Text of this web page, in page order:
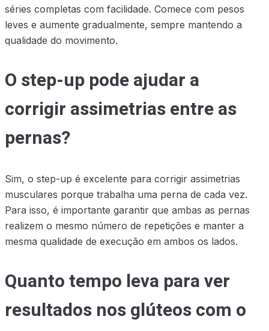
séries completas com facilidade. Comece com pesos
leves e aumente gradualmente, sempre mantendo a
qualidade do movimento.
O step-up pode ajudar a
corrigir assimetrias entre as
pernas?
Sim, o step-up é excelente para corrigir assimetrias
musculares porque trabalha uma perna de cada vez.
Para isso, é importante garantir que ambas as pernas
realizem o mesmo número de repetições e manter a
mesma qualidade de execução em ambos os lados.
Quanto tempo leva para ver
resultados nos glúteos com o